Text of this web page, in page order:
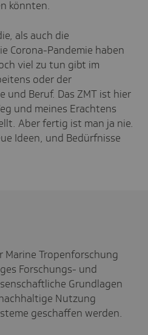
könnten.
als auch die
Corona-Pandemie haben
viel zu tun gibt im
oder der
und Beruf. Das ZMT ist hier
und meines Erachtens
Aber fertig ist man ja nie.
Ideen, und Bedürfnisse
Marine Tropenforschung
Forschungs- und
Grundlagen
Nutzung
geschaffen werden.